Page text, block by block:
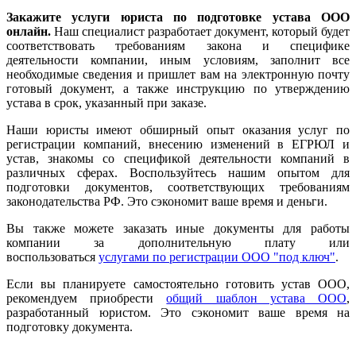
Закажите услуги юриста по подготовке устава ООО
онлайн. Наш специалист разработает документ, который будет
соответствовать требованиям закона и специфике
деятельности компании, иным условиям, заполнит все
необходимые сведения и пришлет вам на электронную почту
готовый документ, а также инструкцию по утверждению
устава в срок, указанный при заказе.
Наши юристы имеют обширный опыт оказания услуг по
регистрации компаний, внесению изменений в ЕГРЮЛ и
устав, знакомы со спецификой деятельности компаний в
различных сферах. Воспользуйтесь нашим опытом для
подготовки документов, соответствующих требованиям
законодательства РФ. Это сэкономит ваше время и деньги.
Вы также можете заказать иные документы для работы
компании за дополнительную плату или
воспользоваться услугами по регистрации ООО "под ключ".
Если вы планируете самостоятельно готовить устав ООО,
рекомендуем приобрестиобщий шаблон устава ООО,
разработанный юристом. Это сэкономит ваше время на
подготовку документа.